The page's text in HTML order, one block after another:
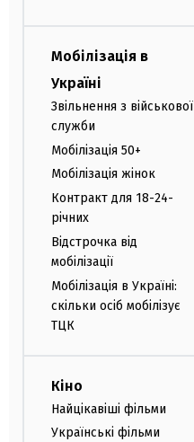
Мобілізація в
Україні
Звільнення з військової
служби
Мобілізація 50+
Мобілізація жінок
Контракт для 18-24-
річних
Відстрочка від
мобілізації
Мобілізація в Україні:
скільки осіб мобілізує
ТЦК
Кіно
Найцікавіші фільми
Українські фільми